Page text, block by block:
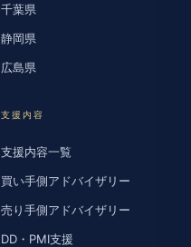
千葉県
静岡県
広島県
支援内容
支援内容一覧
買い手側アドバイザリー
売り手側アドバイザリー
DD・PMI支援